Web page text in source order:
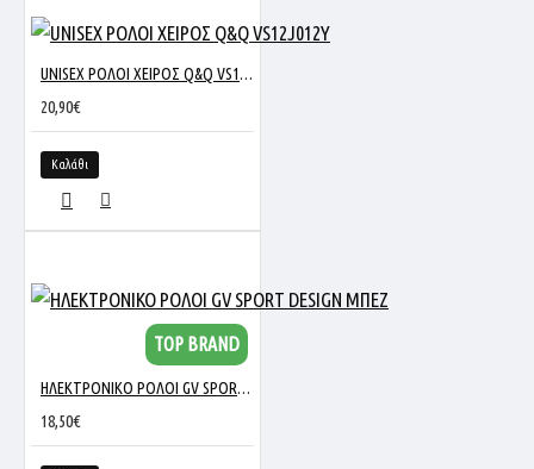
UNISEX ΡΟΛΟΙ ΧΕΙΡΟΣ Q&Q VS12J012Y
20,90€
Καλάθι
TOP BRAND
ΗΛΕΚΤΡΟΝΙΚΟ ΡΟΛΟΙ GV SPORT DESIGN ΜΠΕΖ
18,50€